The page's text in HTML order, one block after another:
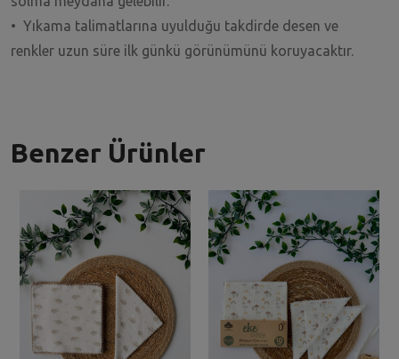
• Yıkama talimatlarına uyulduğu takdirde desen ve
renkler uzun süre ilk günkü görünümünü koruyacaktır.
Benzer Ürünler